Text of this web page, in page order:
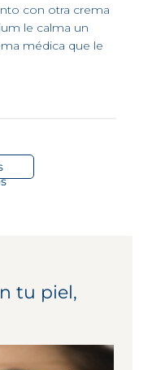
con otra crema
le calma un
médica que le
tu piel,